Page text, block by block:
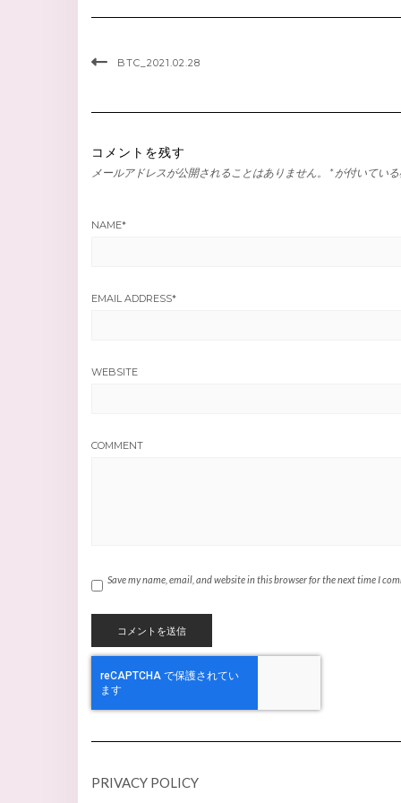
BTC_2021.02.28
コメントを残す
メールアドレスが公開されることはありません。 * が付いてい
NAME*
EMAIL ADDRESS*
WEBSITE
COMMENT
Save my name, email, and website in this browser for the next time I
PRIVACY POLICY